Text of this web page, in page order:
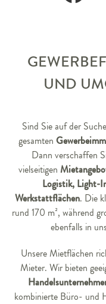
UND
Sind Sie auf der
gesamten
Dann verschaffen
vielseitigen
Logistik, Light-
Werkstattflächen. Die
rund 170 m², während
ebenfalls in
Unsere Mietflächen
Mieter. Wir bieten
kombinierte Büro- und